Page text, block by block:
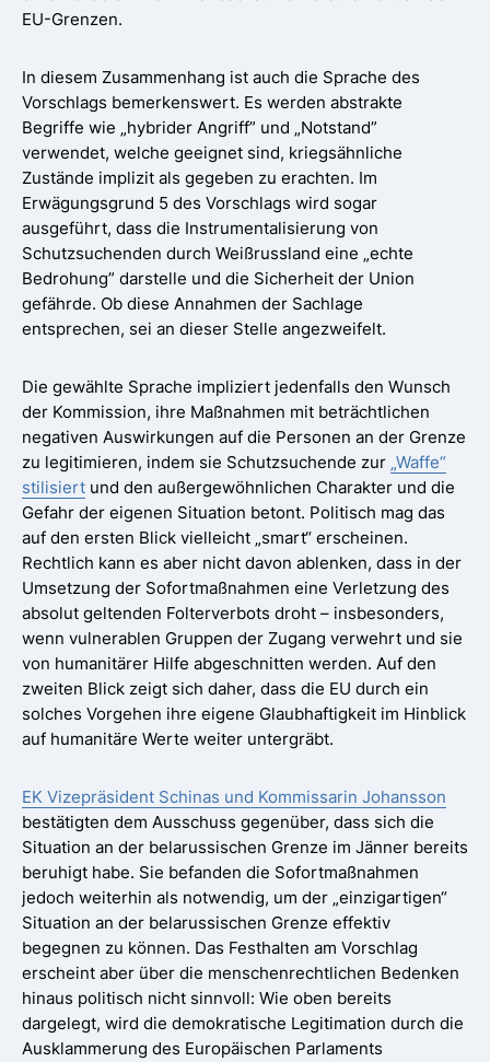
EU-Grenzen.
In diesem Zusammenhang ist auch die Sprache des
Vorschlags bemerkenswert. Es werden abstrakte
Begriffe wie „hybrider Angriff” und „Notstand”
verwendet, welche geeignet sind, kriegsähnliche
Zustände implizit als gegeben zu erachten. Im
Erwägungsgrund 5 des Vorschlags wird sogar
ausgeführt, dass die Instrumentalisierung von
Schutzsuchenden durch Weißrussland eine „echte
Bedrohung” darstelle und die Sicherheit der Union
gefährde. Ob diese Annahmen der Sachlage
entsprechen, sei an dieser Stelle angezweifelt.
Die gewählte Sprache impliziert jedenfalls den Wunsch
der Kommission, ihre Maßnahmen mit beträchtlichen
negativen Auswirkungen auf die Personen an der Grenze
zu legitimieren, indem sie Schutzsuchende zur „Waffe“
stilisiert und den außergewöhnlichen Charakter und die
Gefahr der eigenen Situation betont. Politisch mag das
auf den ersten Blick vielleicht „smart“ erscheinen.
Rechtlich kann es aber nicht davon ablenken, dass in der
Umsetzung der Sofortmaßnahmen eine Verletzung des
absolut geltenden Folterverbots droht – insbesonders,
wenn vulnerablen Gruppen der Zugang verwehrt und sie
von humanitärer Hilfe abgeschnitten werden. Auf den
zweiten Blick zeigt sich daher, dass die EU durch ein
solches Vorgehen ihre eigene Glaubhaftigkeit im Hinblick
auf humanitäre Werte weiter untergräbt.
EK Vizepräsident Schinas und Kommissarin Johansson
bestätigten dem Ausschuss gegenüber, dass sich die
Situation an der belarussischen Grenze im Jänner bereits
beruhigt habe. Sie befanden die Sofortmaßnahmen
jedoch weiterhin als notwendig, um der „einzigartigen“
Situation an der belarussischen Grenze effektiv
begegnen zu können. Das Festhalten am Vorschlag
erscheint aber über die menschenrechtlichen Bedenken
hinaus politisch nicht sinnvoll: Wie oben bereits
dargelegt, wird die demokratische Legitimation durch die
Ausklammerung des Europäischen Parlaments